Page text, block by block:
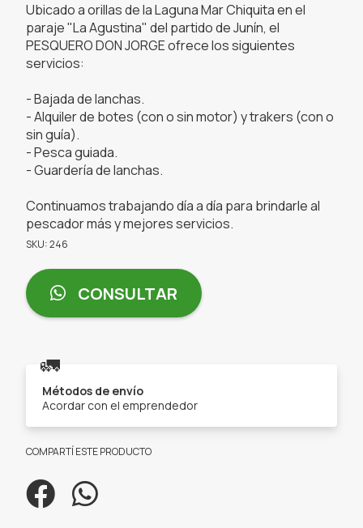
Ubicado a orillas de la Laguna Mar Chiquita en el
paraje "La Agustina" del partido de Junín, el
PESQUERO DON JORGE ofrece los siguientes
servicios:
- Bajada de lanchas.
- Alquiler de botes (con o sin motor) y trakers (con o
sin guía).
- Pesca guiada.
- Guardería de lanchas.
Continuamos trabajando día a día para brindarle al
pescador más y mejores servicios.
SKU: 246
CONSULTAR
🚛
Métodos de envío
Acordar con el emprendedor
COMPARTÍ ESTE PRODUCTO